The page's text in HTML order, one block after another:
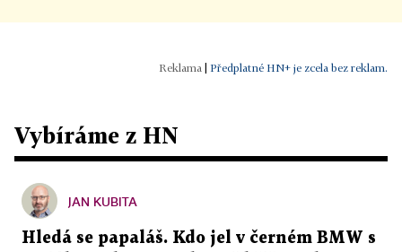
Předplatné HN+ je zcela bez reklam.
Vybíráme z HN
JAN KUBITA
Hledá se papaláš. Kdo jel v černém BMW s